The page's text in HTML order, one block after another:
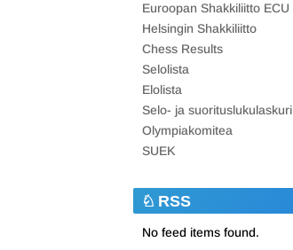
Euroopan Shakkiliitto ECU
Helsingin Shakkiliitto
Chess Results
Selolista
Elolista
Selo- ja suorituslukulaskuri
Olympiakomitea
SUEK
RSS
No feed items found.